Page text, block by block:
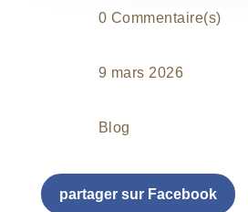
0 Commentaire(s)
9 mars 2026
Blog
partager sur Facebook